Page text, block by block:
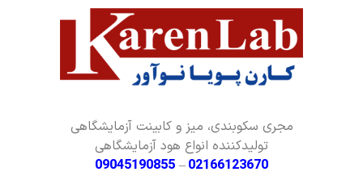
مجری سکوبندی، میز و کابینت آزمایشگاهی
تولیدکننده انواع هود آزمایشگاهی
02166123670
–
09045190855